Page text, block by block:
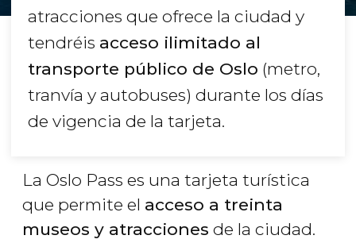
atracciones que ofrece la ciudad y
tendréis acceso ilimitado al
transporte público de Oslo (metro,
tranvía y autobuses) durante los días
de vigencia de la tarjeta.
La Oslo Pass es una tarjeta turística
que permite el acceso a treinta
museos y atracciones de la ciudad.